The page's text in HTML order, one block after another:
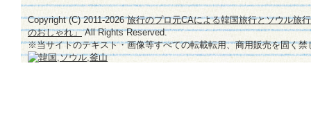
Copyright (C) 2011-2026旅行のプロ元CAによる韓国旅行とソウル旅
のおしゃれ」All Rights Reserved.
※当サイトのテキスト・画像等すべての転載転用、商用販売を固く禁